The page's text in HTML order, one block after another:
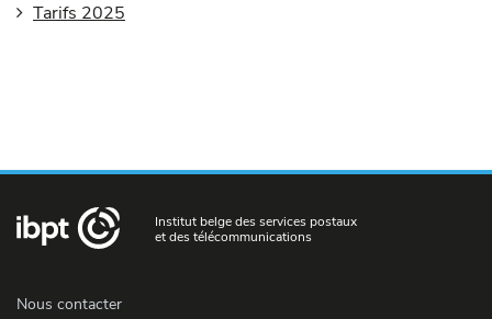
Tarifs 2025
Institut belge des services postaux
et des télécommunications
Nous contacter